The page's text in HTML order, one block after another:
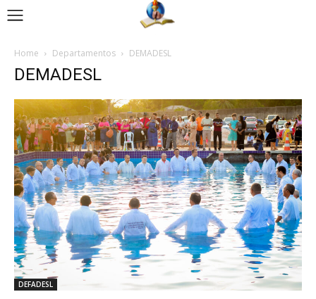
Home Departamentos DEMADESL
DEMADESL
DEFADESL